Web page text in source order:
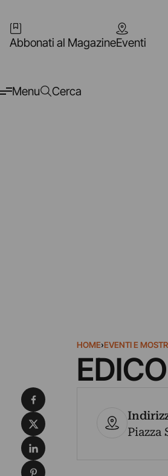
Abbonati al MagazineEventi
Menu Cerca
HOME›EVENTI E
Piazza
Condividi su Facebook
Condividi su X
Condividi su LinkedIn
Condividi su Pinterest